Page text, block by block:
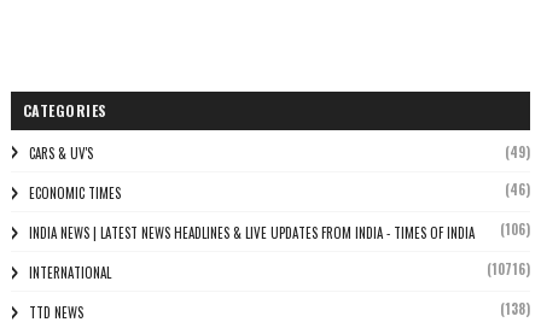
CATEGORIES
CARS & UV'S (49)
ECONOMIC TIMES (46)
INDIA NEWS | LATEST NEWS HEADLINES & LIVE UPDATES FROM INDIA - TIMES OF INDIA (106)
INTERNATIONAL (10716)
TTD NEWS (138)